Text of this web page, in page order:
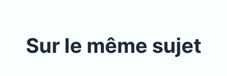
Sur le même sujet